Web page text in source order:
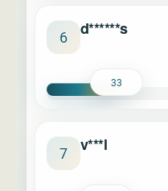
6 d******s
33
7 v***l